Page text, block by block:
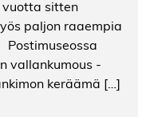
vuotta sitten
paljon raaempia
vallankumous -
keräämä […]